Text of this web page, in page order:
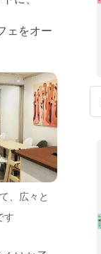
ェをオー
、広々と
す